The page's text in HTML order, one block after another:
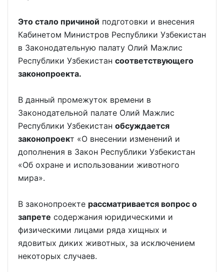
Это стало причиной подготовки и внесения
Кабинетом Министров Республики Узбекистан
в Законодательную палату Олий Мажлис
Республики Узбекистан соответствующего
законопроекта.
В данный промежуток времени в
Законодательной палате Олий Мажлис
Республики Узбекистан обсуждается
законопроект «О внесении изменений и
дополнения в Закон Республики Узбекистан
«Об охране и использовании животного
мира».
В законопроекте рассматривается вопрос о
запрете содержания юридическими и
физическими лицами ряда хищных и
ядовитых диких животных, за исключением
некоторых случаев.